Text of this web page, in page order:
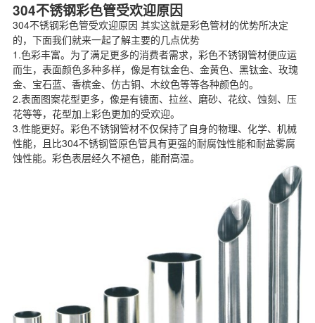
304不锈钢彩色管受欢迎原因
304不锈钢彩色管受欢迎原因 其实这就是彩色管材的优势所决定
的，下面我们就来一起了解主要的几点优势
1.色彩丰富。为了满足更多的消费者需求，彩色不锈钢管材便应运
而生，表面颜色多种多样，像是有钛金色、金黄色、黑钛金、玫瑰
金、宝石蓝、香槟金、仿古铜、木纹色等等各种颜色的。
2.表面图案花型更多，像是有镜面、拉丝、磨砂、花纹、蚀刻、压
花等等，花型加上彩色更加的受欢迎。
3.性能更好。彩色不锈钢管材不仅保持了自身的物理、化学、机械
性能，且比304不锈钢管原色管具有更强的耐腐蚀性能和耐盐雾腐
蚀性能。彩色表层经久不褪色，能耐高温。